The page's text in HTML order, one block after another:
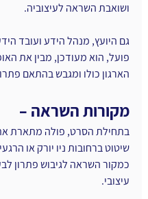
ושואבת השראה לעיצוביה.
גם היועץ, מנהל הידע ועובד
פועל, הוא מעודכן, מבין את
הארגון כולו ומגבש בהתאם
מקורות השראה –
בתחילת הסרט, פולה מתארת
שיטוט ברחובות ניו יורק או
כמקור השראה לגיבוש פתרון
עיצובי.